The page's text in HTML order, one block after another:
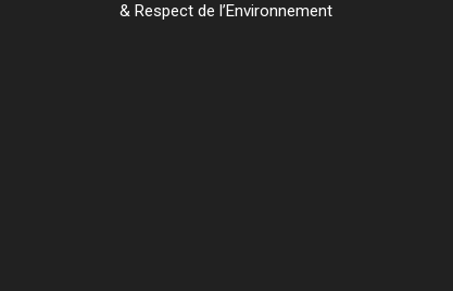
& Respect de l’Environnement